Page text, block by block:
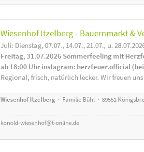
Wiesenhof Itzelberg - Bauernmarkt &
Juli: Dienstag, 07.07., 14.07., 21.07., u.
Freitag, 31.07.2026 Sommerfeeling mit
ab 18:00 Uhr instagram: herzfeuer.official
Regional, frisch, natürlich lecker. Wir freuen
Wiesenhof Itzelberg · Familie Bühl · 89551
konold-wiesenhof@t-online.de